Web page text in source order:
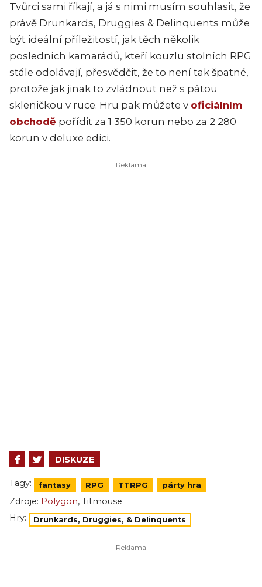
Tvůrci sami říkají, a já s nimi musím souhlasit, že
právě Drunkards, Druggies & Delinquents může
být ideální příležitostí, jak těch několik
posledních kamarádů, kteří kouzlu stolních RPG
stále odolávají, přesvědčit, že to není tak špatné,
protože jak jinak to zvládnout než s pátou
skleničkou v ruce. Hru pak můžete v oficiálním
obchodě pořídit za 1 350 korun nebo za 2 280
korun v deluxe edici.
DISKUZE
Tagy: fantasy RPG TTRPG párty hra
Zdroje: Polygon, Titmouse
Hry:
Drunkards, Druggies, & Delinquents